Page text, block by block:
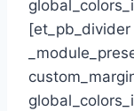
[et_pb_divider